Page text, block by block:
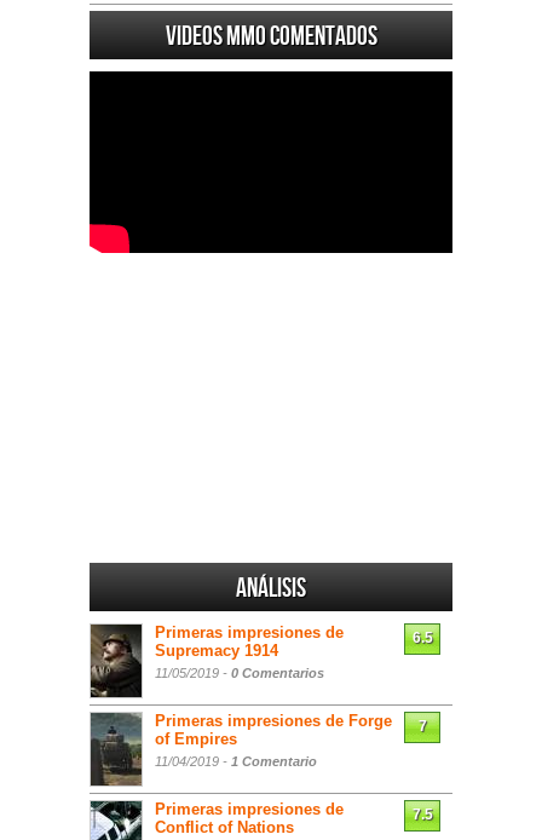
Videos MMO Comentados
Análisis
Primeras impresiones de
Supremacy 1914
11/05/2019 - 0 Comentarios
6.5
Primeras impresiones de Forge
of Empires
11/04/2019 - 1 Comentario
7
Primeras impresiones de
Conflict of Nations
7.5